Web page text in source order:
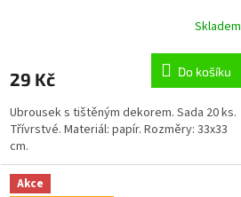
Skladem
29 Kč Do košíku
Ubrousek s tištěným dekorem. Sada 20 ks.
Třívrstvé. Materiál: papír. Rozměry: 33x33
cm.
Akce